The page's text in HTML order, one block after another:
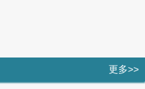
更多>>